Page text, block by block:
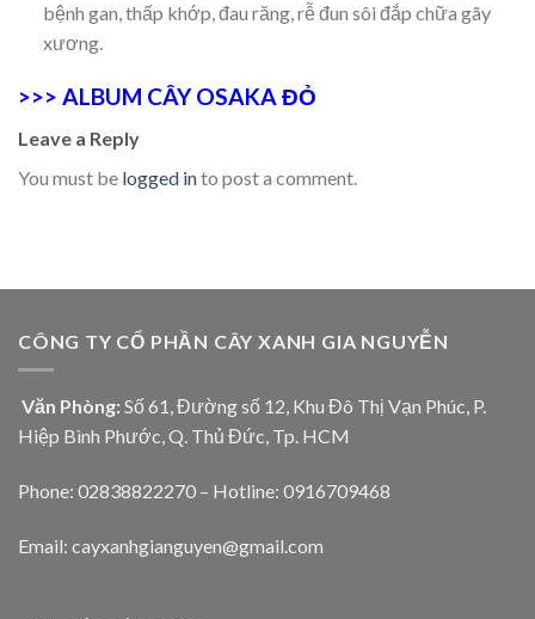
bệnh gan, thấp khớp, đau răng, rễ đun sôi đắp chữa gãy
xương.
>>> ALBUM CÂY OSAKA ĐỎ
Leave a Reply
You must be logged into post a comment.
CÔNG TY CỔ PHẦN CÂY XANH GIA NGUYỄN
Văn Phòng: Số 61, Đường số 12, Khu Đô Thị Vạn Phúc, P.
Hiệp Bình Phước, Q. Thủ Đức, Tp. HCM
Phone: 02838822270 – Hotline: 0916709468
Email: cayxanhgianguyen@gmail.com